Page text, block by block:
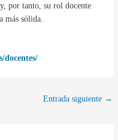
por tanto, su rol docente
más sólida.
docentes/
Entrada siguiente →